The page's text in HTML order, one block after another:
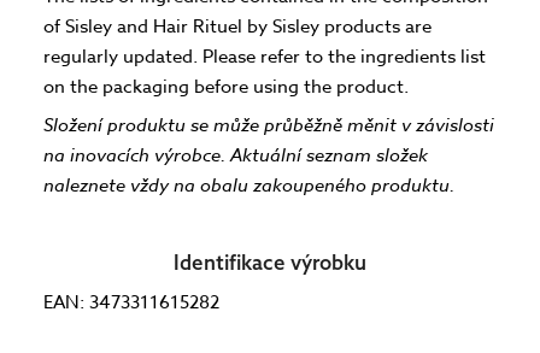
of Sisley and Hair Rituel by Sisley products are
regularly updated. Please refer to the ingredients list
on the packaging before using the product.
Složení produktu se může průběžně měnit v závislosti
na inovacích výrobce. Aktuální seznam složek
naleznete vždy na obalu zakoupeného produktu.
Identifikace výrobku
EAN: 3473311615282